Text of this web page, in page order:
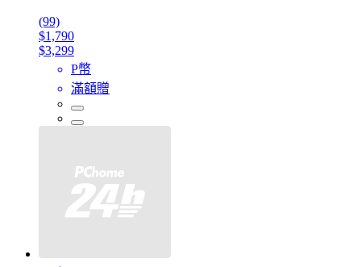
(99)
$1,790
$3,299
P幣
滿額贈